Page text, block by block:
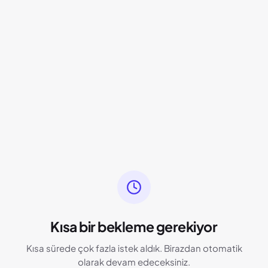
Kısa bir bekleme gerekiyor
Kısa sürede çok fazla istek aldık. Birazdan otomatik
olarak devam edeceksiniz.